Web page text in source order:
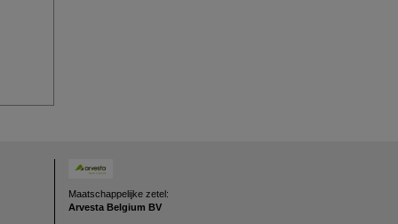
Maatschappelijke zetel:
Arvesta Belgium BV